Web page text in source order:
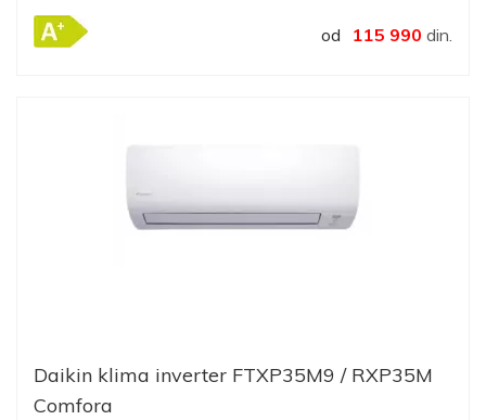
od 115 990 din.
Daikin klima inverter FTXP35M9 / RXP35M
Comfora